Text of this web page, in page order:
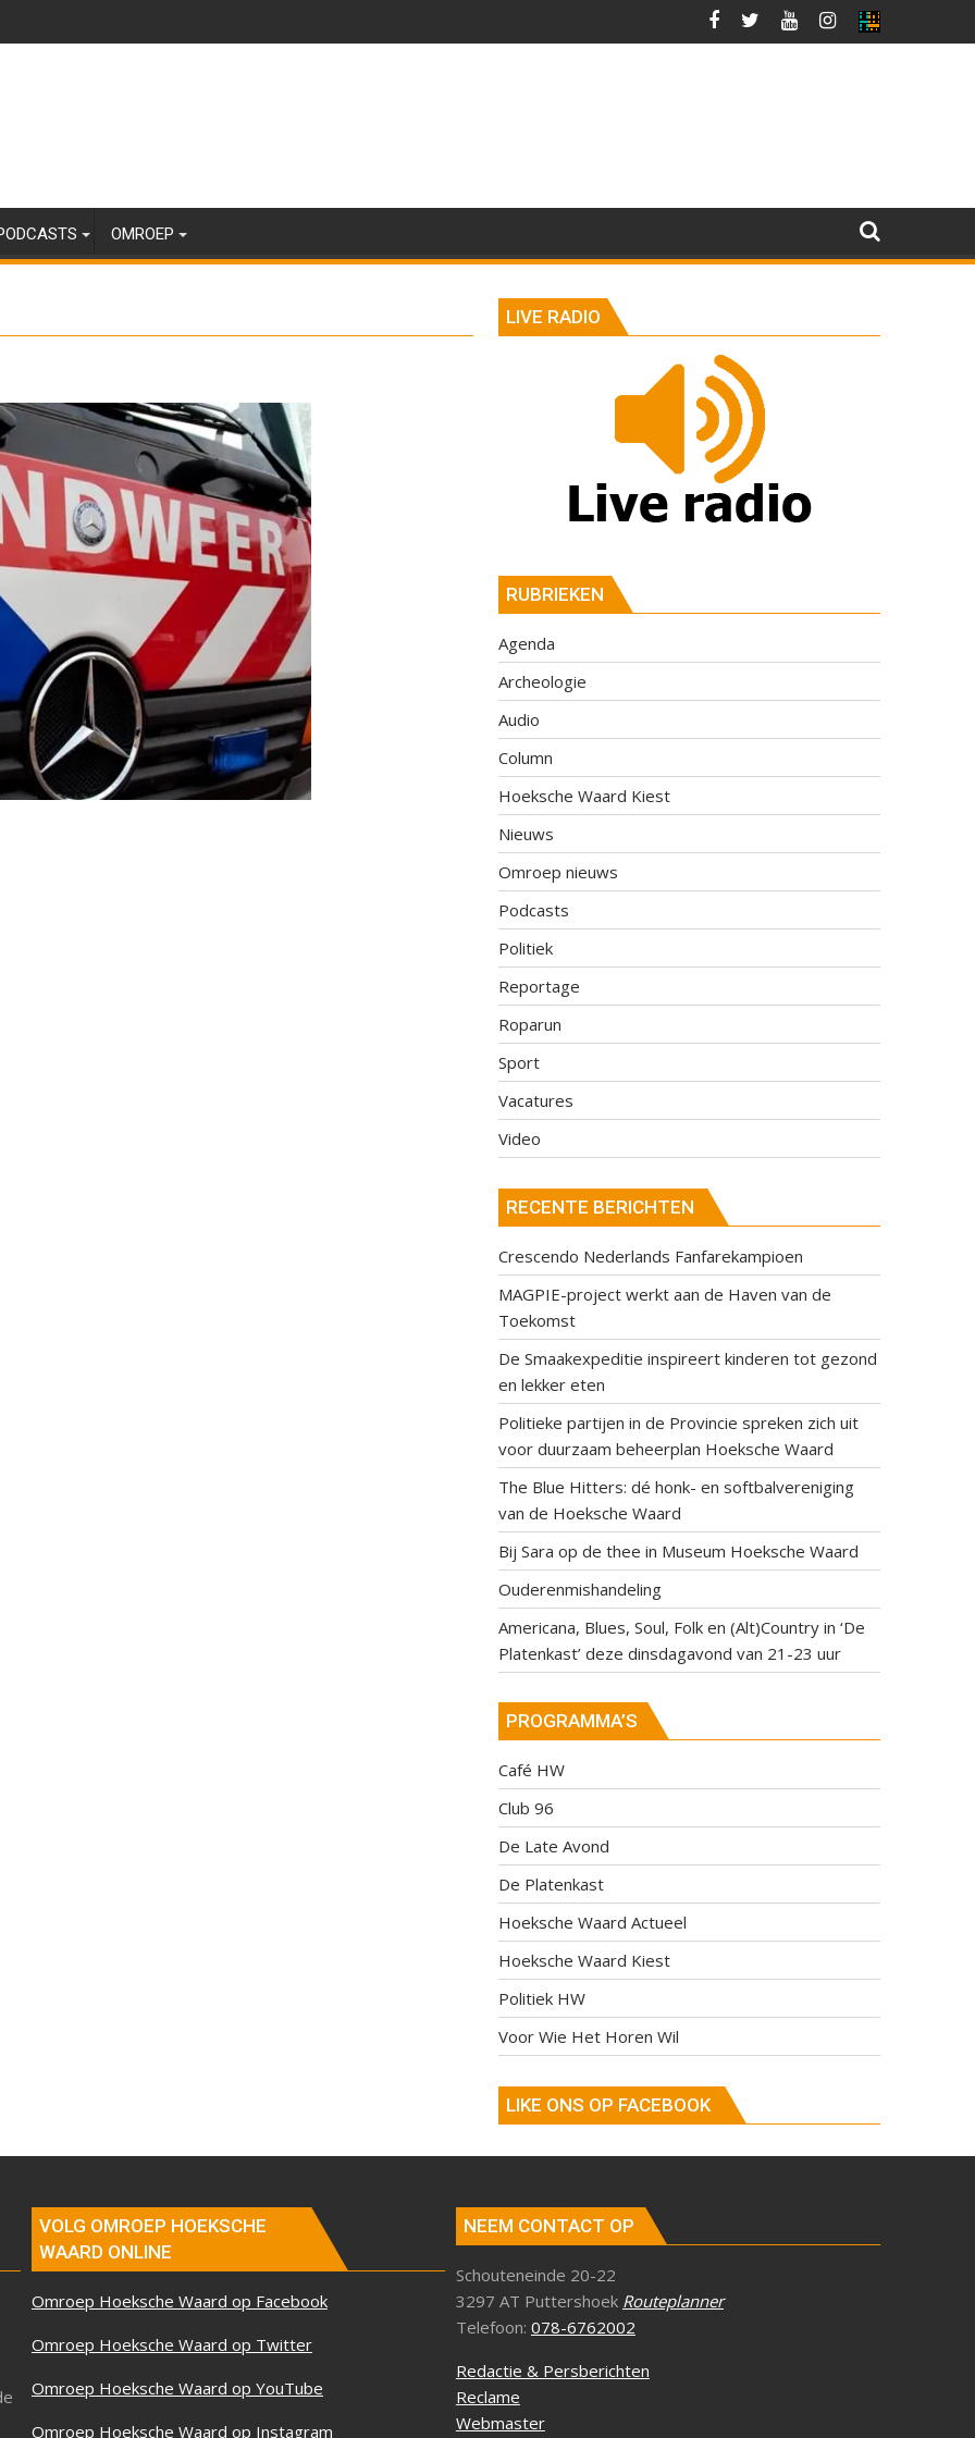
OMROEP
LIVE RADIO
RUBRIEKEN
Agenda
Archeologie
Audio
Column
Hoeksche Waard Kiest
Nieuws
Omroep nieuws
Podcasts
Politiek
Reportage
Roparun
Sport
Vacatures
Video
RECENTE BERICHTEN
Crescendo Nederlands Fanfarekampioen
MAGPIE-project werkt aan de Haven van de
Toekomst
De Smaakexpeditie inspireert kinderen tot gezond
en lekker eten
Politieke partijen in de Provincie spreken zich uit
voor duurzaam beheerplan Hoeksche Waard
The Blue Hitters: dé honk- en softbalvereniging
van de Hoeksche Waard
Bij Sara op de thee in Museum Hoeksche Waard
Ouderenmishandeling
Americana, Blues, Soul, Folk en (Alt)Country in ‘De
Platenkast’ deze dinsdagavond van 21-23 uur
PROGRAMMA’S
Café HW
Club 96
De Late Avond
De Platenkast
Hoeksche Waard Actueel
Hoeksche Waard Kiest
Politiek HW
Voor Wie Het Horen Wil
LIKE ONS OP FACEBOOK
VOLG OMROEP HOEKSCHE
WAARD ONLINE
Omroep Hoeksche Waard op Facebook
Omroep Hoeksche Waard op Twitter
Omroep Hoeksche Waard op YouTube
Omroep Hoeksche Waard op Instagram
NEEM CONTACT OP
Schouteneinde 20-22
3297 AT Puttershoek Routeplanner
Telefoon: 078-6762002
Redactie & Persberichten
Reclame
Webmaster